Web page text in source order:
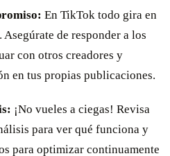
En TikTok todo gira en
de responder a los
con otros creadores y
en tus propias publicaciones.
¡No vueles a ciegas! Revisa
para ver qué funciona y
para optimizar continuamente